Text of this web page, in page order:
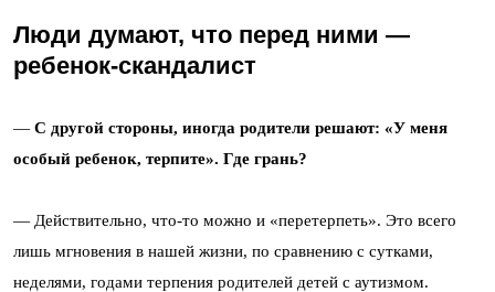
Люди думают, что перед ними —
ребенок-скандалист
— С другой стороны, иногда родители решают: «У меня
особый ребенок, терпите». Где грань?
— Действительно, что-то можно и «перетерпеть». Это всего
лишь мгновения в нашей жизни, по сравнению с сутками,
неделями, годами терпения родителей детей с аутизмом.